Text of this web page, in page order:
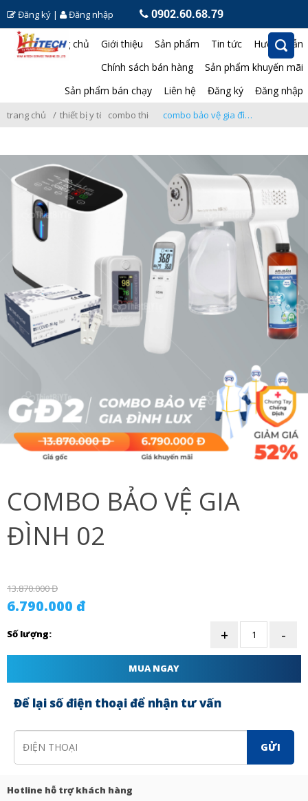
Đăng ký | Đăng nhập 0902.60.68.79
Trang chủ Giới thiệu Sản phẩm Tin tức
Hướng dẫn
Chính sách bán hàng
Sản phẩm khuyến mãi
Sản phẩm bán chạy
Liên hệ Đăng ký Đăng nhập
trang chủ thiết bị y tế combo thiết bị y tế combo bảo vệ gia đình 02
COMBO BẢO VỆ GIA
ĐÌNH 02
13.870.000 Đ
6.790.000 đ
Số lượng:
MUA NGAY
Để lại số điện thoại để nhận tư vấn
GỬI
Hotline hỗ trợ khách hàng